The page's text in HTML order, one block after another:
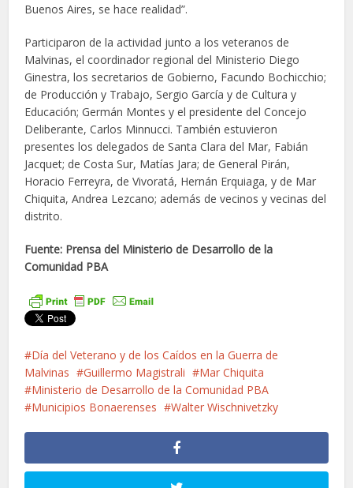
Buenos Aires, se hace realidad”.
Participaron de la actividad junto a los veteranos de
Malvinas, el coordinador regional del Ministerio Diego
Ginestra, los secretarios de Gobierno, Facundo Bochicchio;
de Producción y Trabajo, Sergio García y de Cultura y
Educación; Germán Montes y el presidente del Concejo
Deliberante, Carlos Minnucci. También estuvieron
presentes los delegados de Santa Clara del Mar, Fabián
Jacquet; de Costa Sur, Matías Jara; de General Pirán,
Horacio Ferreyra, de Vivoratá, Hernán Erquiaga, y de Mar
Chiquita, Andrea Lezcano; además de vecinos y vecinas del
distrito.
Fuente: Prensa del Ministerio de Desarrollo de la
Comunidad PBA
Día del Veterano y de los Caídos en la Guerra de
Malvinas
Guillermo Magistrali
Mar Chiquita
Ministerio de Desarrollo de la Comunidad PBA
Municipios Bonaerenses
Walter Wischnivetzky